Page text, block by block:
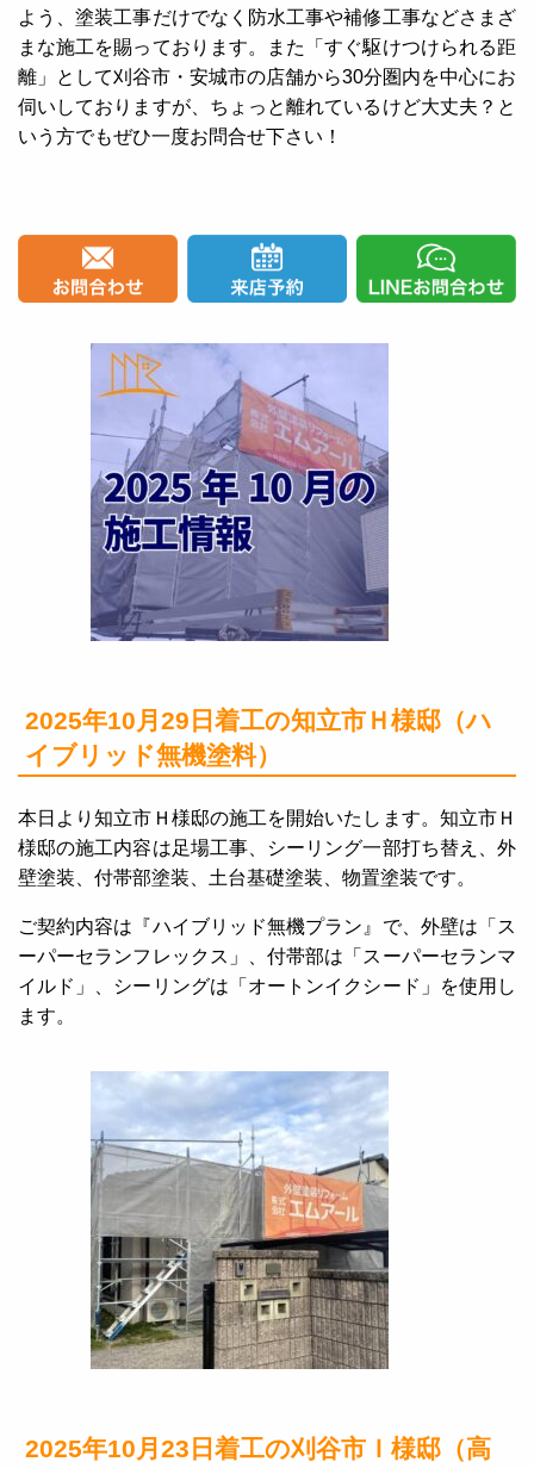
よう、塗装工事だけでなく防水工事や補修工事などさまざ
まな施工を賜っております。また「すぐ駆けつけられる距
離」として刈谷市・安城市の店舗から30分圏内を中心にお
伺いしておりますが、ちょっと離れているけど大丈夫？と
いう方でもぜひ一度お問合せ下さい！
2025年10月29日着工の知立市Ｈ様邸（ハ
イブリッド無機塗料）
本日より知立市Ｈ様邸の施工を開始いたします。知立市Ｈ
様邸の施工内容は足場工事、シーリング一部打ち替え、外
壁塗装、付帯部塗装、土台基礎塗装、物置塗装です。
ご契約内容は『ハイブリッド無機プラン』で、外壁は「ス
ーパーセランフレックス」、付帯部は「スーパーセランマ
イルド」、シーリングは「オートンイクシード」を使用し
ます。
2025年10月23日着工の刈谷市Ｉ様邸（高